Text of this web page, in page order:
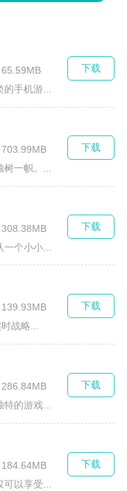
手机游...
下载
一帜。...
下载
个小小...
下载
战略...
下载
特的游戏...
下载
以享受...
下载